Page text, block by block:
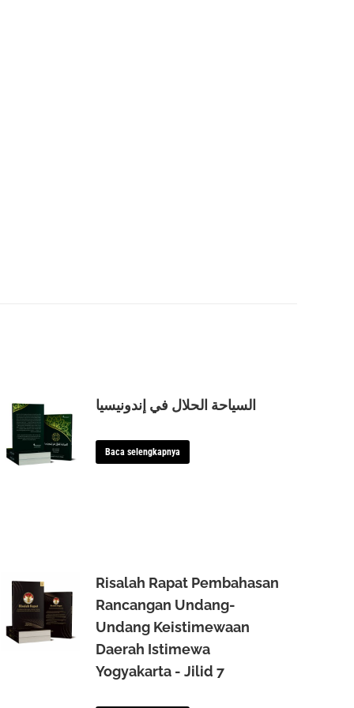
السياحة الحلال في إندونيسيا
Baca selengkapnya
Risalah Rapat Pembahasan
Rancangan Undang-
Undang Keistimewaan
Daerah Istimewa
Yogyakarta - Jilid 7